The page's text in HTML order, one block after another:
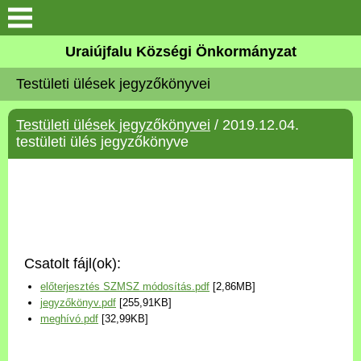
Köszöntő
Elérhetőségek
Uraiújfalu
Választási információk
Versenyképes Járások
Uraiújfalu Községi Önkormányzat
Testületi ülések jegyzőkönyvei
Testületi ülések jegyzőkönyvei / 2019.12.04.
testületi ülés jegyzőkönyve
Csatolt fájl(ok):
előterjesztés SZMSZ módosítás.pdf [2,86MB]
jegyzőkönyv.pdf [255,91KB]
meghívó.pdf [32,99KB]